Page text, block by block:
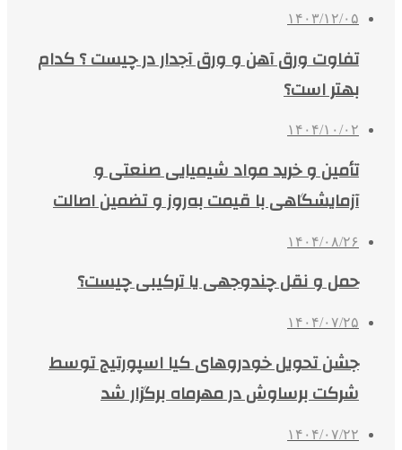
۱۴۰۳/۱۲/۰۵
تفاوت ورق آهن و ورق آجدار در چیست ؟ کدام
بهتر است؟
۱۴۰۴/۱۰/۰۲
تأمین و خرید مواد شیمیایی صنعتی و
آزمایشگاهی با قیمت به‌روز و تضمین اصالت
۱۴۰۴/۰۸/۲۶
حمل و نقل چندوجهی یا ترکیبی چیست؟
۱۴۰۴/۰۷/۲۵
جشن تحویل خودروهای کیا اسپورتیج توسط
شرکت برساوش در مهرماه برگزار شد
۱۴۰۴/۰۷/۲۲